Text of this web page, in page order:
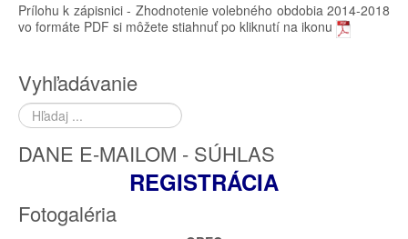
Prílohu k zápisnici - Zhodnotenie volebného obdobia 2014-2018
vo formáte PDF si môžete stiahnuť po kliknutí na ikonu
Vyhľadávanie
Hľadať
...
DANE E-MAILOM - SÚHLAS
REGISTRÁCIA
Fotogaléria